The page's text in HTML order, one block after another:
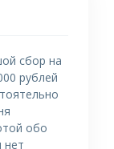
сбор на
рублей
обо
нет